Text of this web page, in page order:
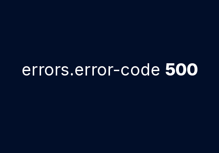
errors.error-code 500